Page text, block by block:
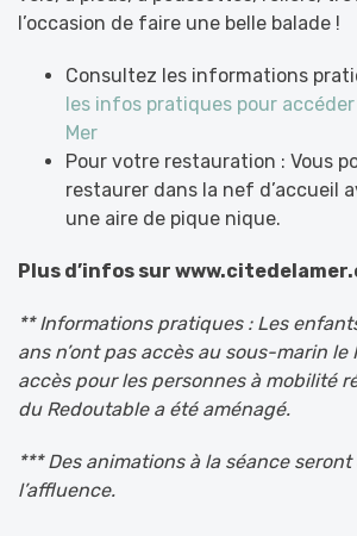
l’occasion de faire une belle balade !
Consultez les informations
les infos pratiques pour accéder
Mer
Pour votre restauration : Vous
restaurer dans la nef d’accueil
une aire de pique nique.
Plus d’infos sur
** Informations pratiques : Les
ans n’ont pas accès au sous-marin le
accès pour les personnes à mobilité
du Redoutable a été aménagé.
*** Des animations à la séance
l’affluence.